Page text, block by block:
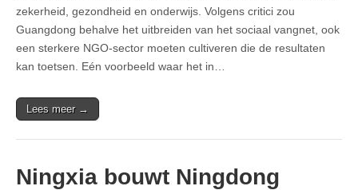
zekerheid, gezondheid en onderwijs. Volgens critici zou
Guangdong behalve het uitbreiden van het sociaal vangnet, ook
een sterkere NGO-sector moeten cultiveren die de resultaten
kan toetsen. Eén voorbeeld waar het in…
Lees meer →
Ningxia bouwt Ningdong